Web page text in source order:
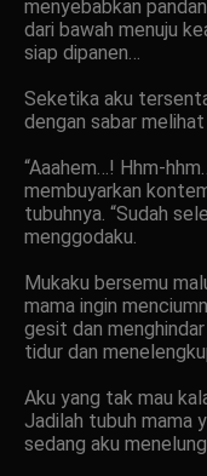
menyebabkan
dari bawah menuju
siap dipanen…
Seketika aku
dengan sabar melihat
“Aaahem…! Hhm-
membuyarkan
tubuhnya. “Sudah
menggodaku.
Mukaku bersemu
mama ingin
gesit dan
tidur dan
Aku yang tak mau
Jadilah tubuh mama
sedang aku